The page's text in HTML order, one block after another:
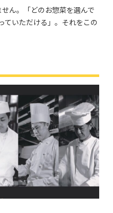
せん。「どのお惣菜を選んで
ていただける」。それをこの